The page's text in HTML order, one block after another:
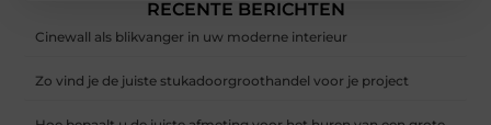
RECENTE BERICHTEN
Cinewall als blikvanger in uw moderne interieur
Zo vind je de juiste stukadoorgroothandel voor je project